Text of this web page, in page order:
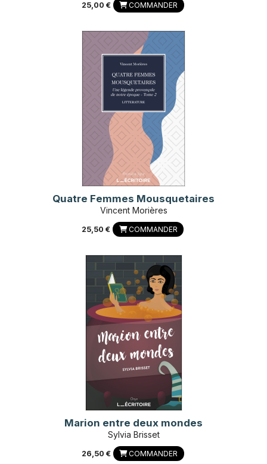
25,00 € COMMANDER
Quatre Femmes Mousquetaires
Vincent Morières
25,50 € COMMANDER
Marion entre deux mondes
Sylvia Brisset
26,50 € COMMANDER